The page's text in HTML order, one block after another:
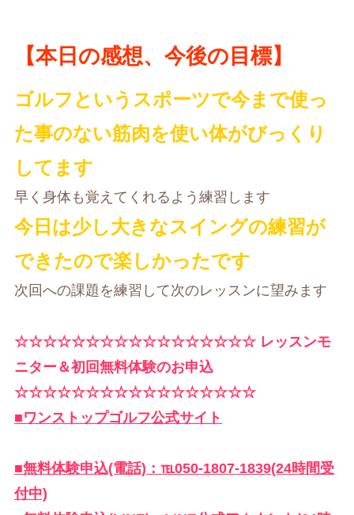
【本日の感想、今後の目標】
ゴルフというスポーツで今まで使っ
た事のない筋肉を使い体がびっくり
してます
早く身体も覚えてくれるよう練習します
今日は少し大きなスイングの練習が
できたので楽しかったです
次回への課題を練習して次のレッスンに望みます
☆☆☆☆☆☆☆☆☆☆☆☆☆☆☆☆☆ レッスンモ
ニター＆初回無料体験のお申込
☆☆☆☆☆☆☆☆☆☆☆☆☆☆☆☆☆
■ワンストップゴルフ公式サイト
■無料体験申込(電話)：℡050-1807-1839(24時間受
付中)